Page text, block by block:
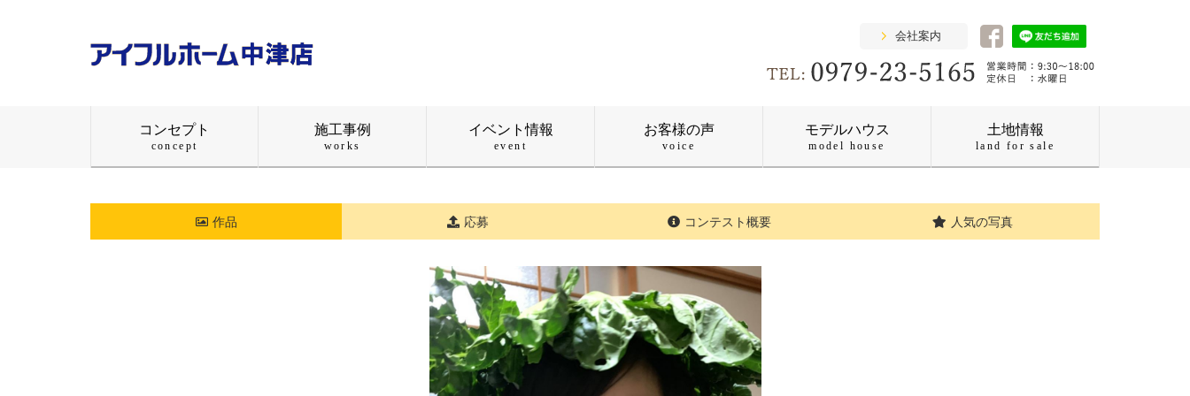
会社案内
コンセプト
concept
施工事例
works
イベント情報
event
お客様の声
voice
モデルハウス
model house
土地情報
land for sale
作品 応募 コンテスト概要 人気の写真